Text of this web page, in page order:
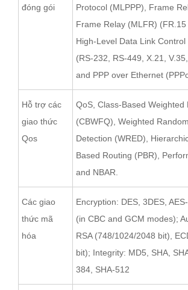
đóng gói
Protocol (MLPPP), Frame
Frame Relay (MLFR) (FR.15
High-Level Data Link
(RS-232, RS-449, X.21,
and PPP over Ethernet
Hỗ trợ các
giao thức
Qos
QoS, Class-Based Weighted
(CBWFQ), Weighted
Detection (WRED),
Based Routing (PBR),
and NBAR.
Các giao
thức mã
hóa
Encryption: DES, 3DES,
(in CBC and GCM modes);
RSA (748/1024/2048 bit),
bit); Integrity: MD5, SHA,
384, SHA-512